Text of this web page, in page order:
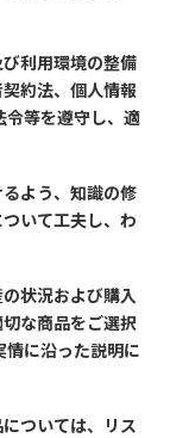
利用環境の整備
約法、個人情報
等を遵守し、適
よう、知識の修
いて工夫し、わ
状況および購入
な商品をご選択
に沿った説明に
ついては、リス